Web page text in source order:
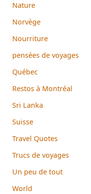
Nature
Norvège
Nourriture
pensées de voyages
Québec
Restos à Montréal
Sri Lanka
Suisse
Travel Quotes
Trucs de voyages
Un peu de tout
World